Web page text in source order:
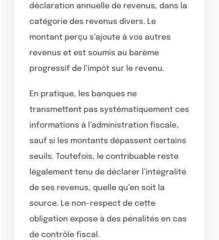
déclaration annuelle de revenus, dans la
catégorie des revenus divers. Le
montant perçu s’ajoute à vos autres
revenus et est soumis au barème
progressif de l’impôt sur le revenu.
En pratique, les banques ne
transmettent pas systématiquement ces
informations à l’administration fiscale,
sauf si les montants dépassent certains
seuils. Toutefois, le contribuable reste
légalement tenu de déclarer l’intégralité
de ses revenus, quelle qu’en soit la
source. Le non-respect de cette
obligation expose à des pénalités en cas
de contrôle fiscal.